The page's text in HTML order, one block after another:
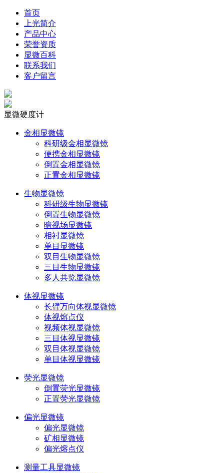
首页
上光简介
产品中心
荣誉资质
显微百科
联系我们
客户留言
显微硬度计
金相显微镜
科研级金相显微镜
便携金相显微镜
倒置金相显微镜
正置金相显微镜
生物显微镜
科研级生物显微镜
倒置生物显微镜
暗视场显微镜
相衬显微镜
单目显微镜
双目生物显微镜
三目生物显微镜
多人共览显微镜
体视显微镜
长臂万向体视显微镜
体视熔点仪
视频体视显微镜
三目体视显微镜
双目体视显微镜
单目体视显微镜
荧光显微镜
倒置荧光显微镜
正置荧光显微镜
偏光显微镜
偏光显微镜
矿相显微镜
偏光熔点仪
测量工具显微镜